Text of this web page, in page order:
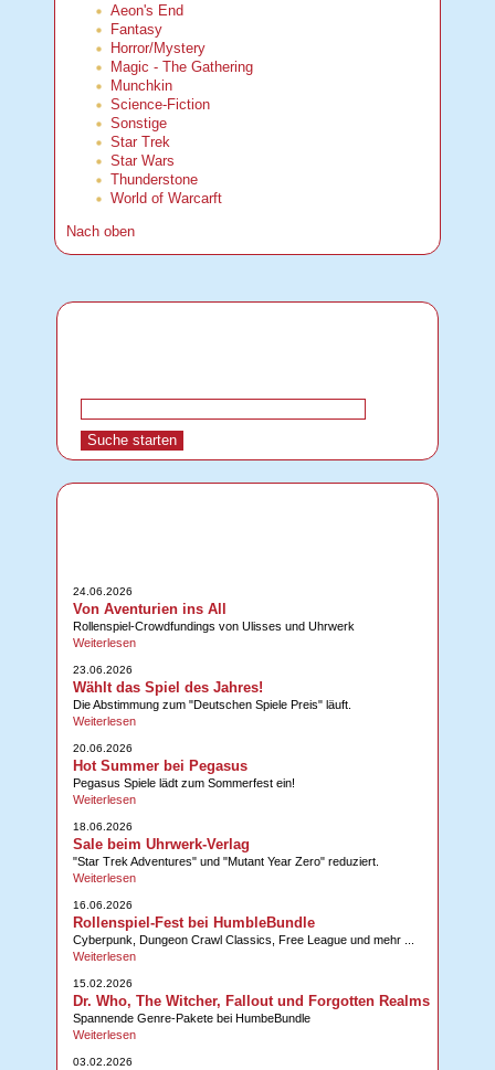
Aeon's End
Fantasy
Horror/Mystery
Magic - The Gathering
Munchkin
Science-Fiction
Sonstige
Star Trek
Star Wars
Thunderstone
World of Warcarft
Nach oben
24.06.2026
Von Aventurien ins All
Rollenspiel-Crowdfundings von Ulisses und Uhrwerk
Weiterlesen
23.06.2026
Wählt das Spiel des Jahres!
Die Abstimmung zum "Deutschen Spiele Preis" läuft.
Weiterlesen
20.06.2026
Hot Summer bei Pegasus
Pegasus Spiele lädt zum Sommerfest ein!
Weiterlesen
18.06.2026
Sale beim Uhrwerk-Verlag
"Star Trek Adventures" und "Mutant Year Zero" reduziert.
Weiterlesen
16.06.2026
Rollenspiel-Fest bei HumbleBundle
Cyberpunk, Dungeon Crawl Classics, Free League und mehr ...
Weiterlesen
15.02.2026
Dr. Who, The Witcher, Fallout und Forgotten Realms
Spannende Genre-Pakete bei HumbeBundle
Weiterlesen
03.02.2026